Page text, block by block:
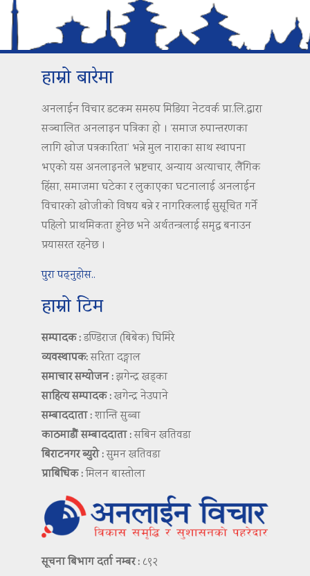
हाम्रो बारेमा
अनलाईन विचार डटकम समरुप मिडिया नेटवर्क प्रा.लि.द्वारा
सञ्चालित अनलाइन पत्रिका हो । ‘समाज रुपान्तरणका
लागि खोज पत्रकारिता’ भन्ने मुल नाराका साथ स्थापना
भएको यस अनलाइनले भ्रष्टचार, अन्याय अत्याचार, लैंगिक
हिंसा, समाजमा घटेका र लुकाएका घटनालाई अनलाईन
विचारको खोजीको विषय बन्ने र नागरिकलाई सुसूचित गर्ने
पहिलो प्राथमिकता हुनेछ भने अर्थतन्त्रलाई समृद्ध बनाउन
प्रयासरत रहनेछ ।
पुरा पढ्नुहोस..
हाम्रो टिम
सम्पादक :डण्डिराज (बिबेक) घिमिरे
व्यवस्थापक:सरिता दङ्गाल
समाचार सम्योजन :झगेन्द्र खड्का
साहित्य सम्पादक :खगेन्द्र नेउपाने
सम्बाददाता :शान्ति सुब्बा
काठमाडौं सम्बाददाता :सबिन खतिवडा
बिराटनगर ब्युरो :सुमन खतिवडा
प्राबिधिक :मिलन बास्तोला
सूचना बिभाग दर्ता नम्बर : ८९२